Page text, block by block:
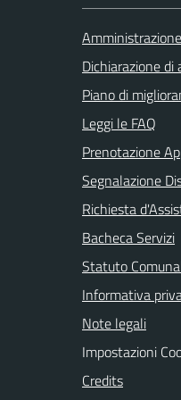
Dichiarazione di
Piano di
Leggi le FAQ
Prenotazione
Segnalazione
Richiesta
Bacheca Servizi
Statuto
Informativa
Note legali
Impostazioni
Credits